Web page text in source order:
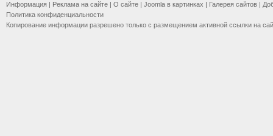
Информация | Реклама на сайте | О сайте | Joomla в картинках | Галерея сайтов |
Политика конфиденциальности
Копирование информации разрешено только с размещением активной ссылки на